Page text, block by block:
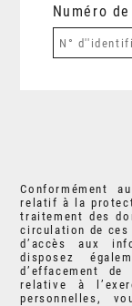
Numéro
Conformément
relatif à la
traitement des
circulation de ces
d’accès aux
disposez
d’effacement
relative à
personnelles,